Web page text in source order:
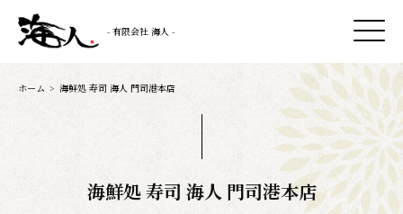
- 有限会社 海人 -
ホーム > 海鮮処 寿司 海人 門司港本店
海鮮処 寿司 海人 門司港本店